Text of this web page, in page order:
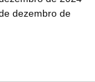
dezembro de